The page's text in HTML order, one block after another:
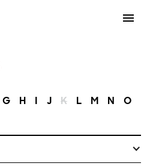
G H I J K L M N O